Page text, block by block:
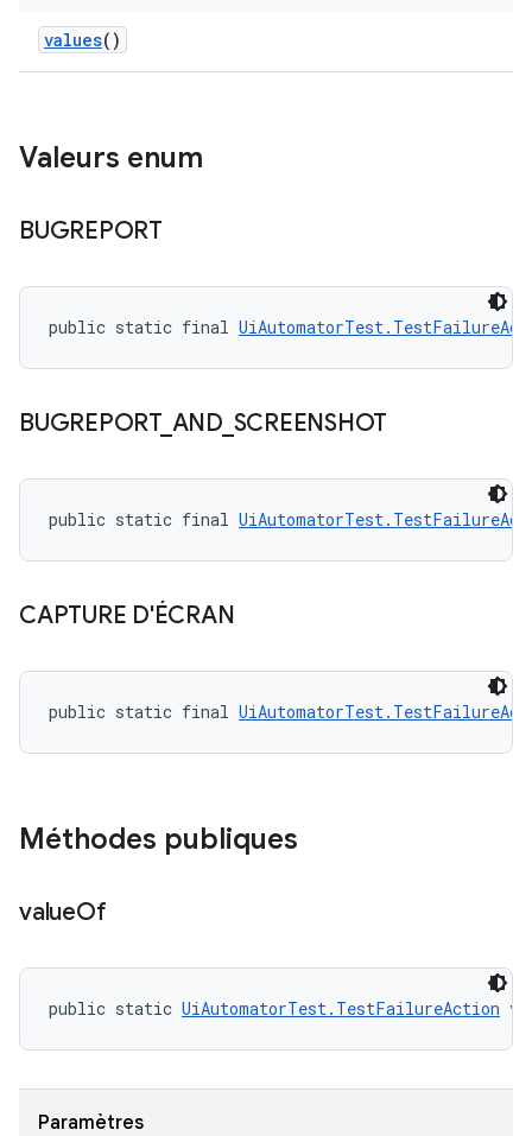
values()
Valeurs enum
BUGREPORT
public static final
BUGREPORT_ AND_ SCREENSHOT
public static final
CAPTURE D'ÉCRAN
public static final
Méthodes publiques
valueOf
public static UiAutomatorTest.TestFailureAction
Paramètres